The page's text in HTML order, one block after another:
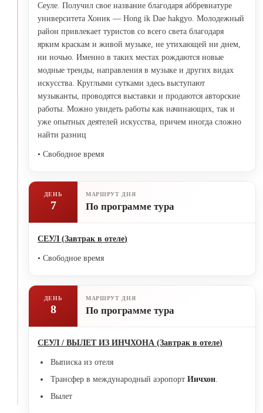
Сеуле. Получил свое название благодаря аббревиатуре
университета Хоник — Hong ik Dae hakgyo. Молодежный
район привлекает туристов со всего света благодаря
ярким краскам и живой музыке, не утихающей ни днем,
ни ночью. Именно в таких местах рождаются новые
модные тренды, направления в музыке и других видах
искусства. Круглыми сутками здесь выступают
музыканты, проводятся выставки и продаются авторские
работы. Можно увидеть работы как начинающих, так и
уже опытных деятелей искусства, причем иногда сложно
найти разниц
• Свободное время
ДЕНЬ
7
МАРШРУТ ДНЯ
По программе тура
СЕУЛ (Завтрак в отеле)
• Свободное время
ДЕНЬ
8
МАРШРУТ ДНЯ
По программе тура
СЕУЛ / ВЫЛЕТ ИЗ ИНЧХОНА (Завтрак в отеле)
Выписка из отеля
Трансфер в международный аэропорт Инчхон
Вылет